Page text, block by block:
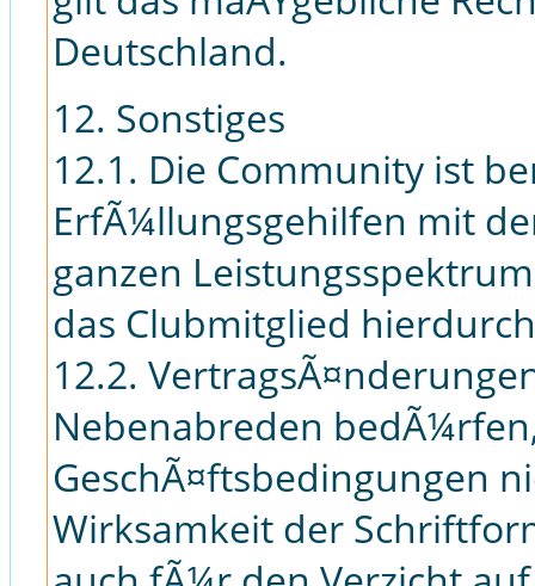
Deutschland.
12. Sonstiges
12.1. Die Community ist
ErfÃ¼llungsgehilfen mit
ganzen
das Clubmitglied
12.2.
Nebenabreden
GeschÃ¤ftsbedingungen
Wirksamkeit der